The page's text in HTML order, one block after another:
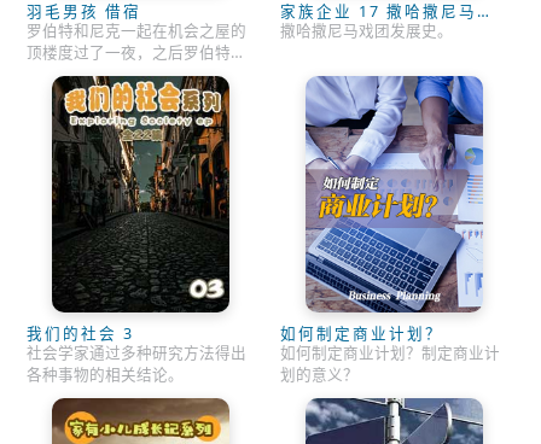
羽毛男孩 借宿
罗伯特和尼克一起在机会之屋的
顶楼度过了一夜，之后罗伯特内
心变得勇敢强大了。
家族企业 17 撒哈撒尼马戏
团
撒哈撒尼马戏团发展史。
我们的社会 3
社会学家通过多种研究方法得出
各种事物的相关结论。
如何制定商业计划？
如何制定商业计划？制定商业计
划的意义？